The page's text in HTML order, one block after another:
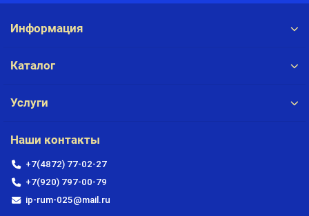
Информация
Каталог
Услуги
Наши контакты
+7(4872) 77-02-27
+7(920) 797-00-79
ip-rum-025@mail.ru